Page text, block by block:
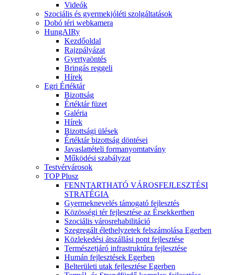
Videók
Szociális és gyermekjóléti szolgáltatások
Dobó téri webkamera
HungAIRy
Kezdőoldal
Rajzpályázat
Gyertyaöntés
Bringás reggeli
Hírek
Egri Értéktár
Bizottság
Értéktár füzet
Galéria
Hírek
Bizottsági ülések
Értéktár bizottság döntései
Javaslattételi formanyomtatvány
Működési szabályzat
Testvérvárosok
TOP Plusz
FENNTARTHATÓ VÁROSFEJLESZTÉSI
STRATÉGIA
Gyermeknevelés támogató fejlesztés
Közösségi tér fejlesztése az Érsekkertben
Szociális városrehabilitáció
Szegregált élethelyzetek felszámolása Egerben
Közlekedési átszállási pont fejlesztése
Természetjáró infrastruktúra fejlesztése
Humán fejlesztések Egerben
Belterületi utak fejlesztése Egerben